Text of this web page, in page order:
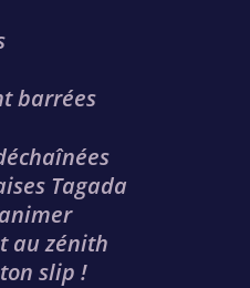
barrées
Tagada
au zénith
slip !